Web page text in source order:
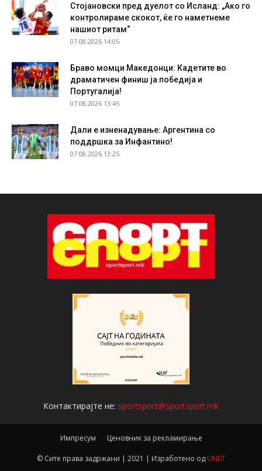
Стојановски пред дуелот со Исланд: „Ако го
контролираме скокот, ќе го наметнеме
нашиот ритам“
07.08.2026 14:05
Браво момци Македонци: Кадетите во
драматичен финиш ја победија и
Португалија!
07.08.2026 13:45
Дали е изненадување: Аргентина со
поддршка за Инфантино!
07.08.2026 13:25
Контактирајте не: sportsport@sportsport.mk
Импресум Ценовник за рекламирање
© Сите права задржани | 2021 | Изработено од UNET